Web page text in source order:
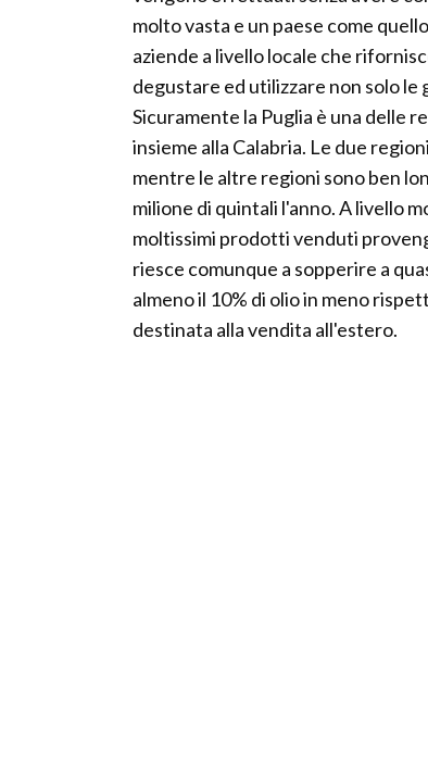
molto vasta e un paese come
aziende a livello locale che
degustare ed utilizzare non solo le
Sicuramente la Puglia è una delle
insieme alla Calabria. Le due
mentre le altre regioni sono ben
milione di quintali l'anno. A livello
moltissimi prodotti venduti
riesce comunque a sopperire a
almeno il 10% di olio in meno
destinata alla vendita all'estero.